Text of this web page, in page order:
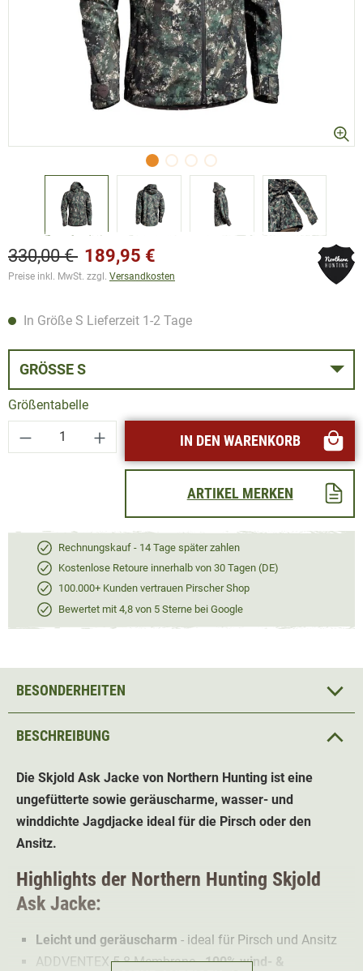
330,00 € 189,95 €
Preise inkl. MwSt. zzgl. Versandkosten
In Größe S Lieferzeit 1-2 Tage
GRÖSSE S
Größentabelle
Produkt Anzahl: Gib den gewünschten
IN DEN WARENKORB
ARTIKEL MERKEN
Rechnungskauf - 14 Tage später zahlen
Kostenlose Retoure innerhalb von 30 Tagen (DE)
100.000+ Kunden vertrauen Pirscher Shop
Bewertet mit 4,8 von 5 Sterne bei Google
BESCHREIBUNG
Die Skjold Ask Jacke von Northern Hunting ist eine
ungefütterte sowie geräuscharme, wasser- und
winddichte Jagdjacke ideal für die Pirsch oder den
Ansitz.
Highlights der Northern Hunting Skjold
Ask Jacke:
Leicht und geräuscharm - ideal für Pirsch und Ansitz
ADDVENTEX 5.8 Membrane -100% wind- &
BESONDERHEITEN